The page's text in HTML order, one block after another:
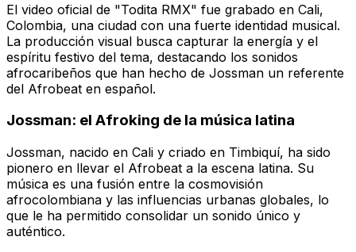
El video oficial de "Todita RMX" fue grabado en Cali,
Colombia, una ciudad con una fuerte identidad musical.
La producción visual busca capturar la energía y el
espíritu festivo del tema, destacando los sonidos
afrocaribeños que han hecho de Jossman un referente
del Afrobeat en español.
Jossman: el Afroking de la música latina
Jossman, nacido en Cali y criado en Timbiquí, ha sido
pionero en llevar el Afrobeat a la escena latina. Su
música es una fusión entre la cosmovisión
afrocolombiana y las influencias urbanas globales, lo
que le ha permitido consolidar un sonido único y
auténtico.